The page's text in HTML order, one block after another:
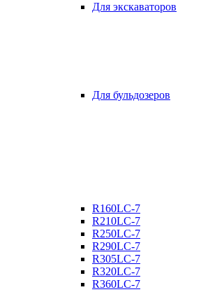
Для экскаваторов
Для бульдозеров
R160LC-7
R210LC-7
R250LC-7
R290LC-7
R305LC-7
R320LC-7
R360LC-7